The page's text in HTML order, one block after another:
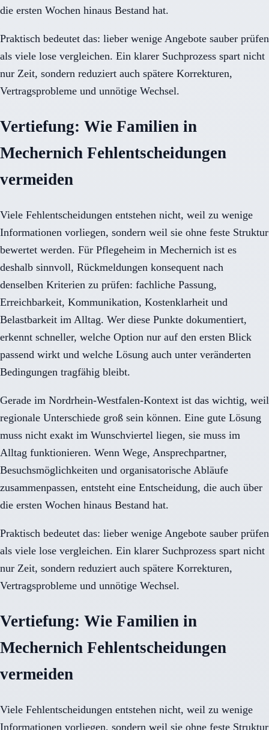
die ersten Wochen hinaus Bestand hat.
Praktisch bedeutet das: lieber wenige Angebote sauber prüfen
als viele lose vergleichen. Ein klarer Suchprozess spart nicht
nur Zeit, sondern reduziert auch spätere Korrekturen,
Vertragsprobleme und unnötige Wechsel.
Vertiefung: Wie Familien in
Mechernich Fehlentscheidungen
vermeiden
Viele Fehlentscheidungen entstehen nicht, weil zu wenige
Informationen vorliegen, sondern weil sie ohne feste Struktur
bewertet werden. Für Pflegeheim in Mechernich ist es
deshalb sinnvoll, Rückmeldungen konsequent nach
denselben Kriterien zu prüfen: fachliche Passung,
Erreichbarkeit, Kommunikation, Kostenklarheit und
Belastbarkeit im Alltag. Wer diese Punkte dokumentiert,
erkennt schneller, welche Option nur auf den ersten Blick
passend wirkt und welche Lösung auch unter veränderten
Bedingungen tragfähig bleibt.
Gerade im Nordrhein-Westfalen-Kontext ist das wichtig, weil
regionale Unterschiede groß sein können. Eine gute Lösung
muss nicht exakt im Wunschviertel liegen, sie muss im
Alltag funktionieren. Wenn Wege, Ansprechpartner,
Besuchsmöglichkeiten und organisatorische Abläufe
zusammenpassen, entsteht eine Entscheidung, die auch über
die ersten Wochen hinaus Bestand hat.
Praktisch bedeutet das: lieber wenige Angebote sauber prüfen
als viele lose vergleichen. Ein klarer Suchprozess spart nicht
nur Zeit, sondern reduziert auch spätere Korrekturen,
Vertragsprobleme und unnötige Wechsel.
Vertiefung: Wie Familien in
Mechernich Fehlentscheidungen
vermeiden
Viele Fehlentscheidungen entstehen nicht, weil zu wenige
Informationen vorliegen, sondern weil sie ohne feste Struktur